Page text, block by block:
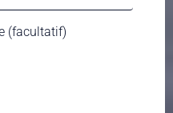
(facultatif)